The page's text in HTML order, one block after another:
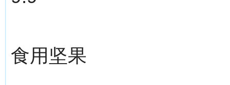
食用坚果